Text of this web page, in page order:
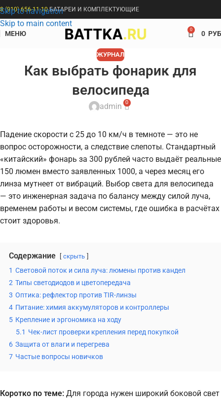
Skip to navigation
Skip to main content
8 (910) 656-11-10БАТАРЕИ И КОМПЛЕКТУЮЩИЕ
МЕНЮ 0 0
ЖУРНАЛ
Как выбрать фонарик для
велосипеда
admin 0
Падение скорости с 25 до 10 км/ч в темноте — это не
вопрос осторожности, а следствие слепоты. Стандартный
«китайский» фонарь за 300 рублей часто выдаёт реальные
150 люмен вместо заявленных 1000, а через месяц его
линза мутнеет от вибраций. Выбор света для велосипеда
— это инженерная задача по балансу между силой луча,
временем работы и весом системы, где ошибка в расчётах
стоит здоровья.
Содержание скрыть
1 Световой поток и сила луча: люмены против кандел
2 Типы светодиодов и цветопередача
3 Оптика: рефлектор против TIR-линзы
4 Питание: химия аккумуляторов и контроллеры
5 Крепление и эргономика на ходу
5.1 Чек-лист проверки крепления перед покупкой
6 Защита от влаги и перегрева
7 Частые вопросы новичков
Коротко по теме: Для города нужен широкий боковой свет